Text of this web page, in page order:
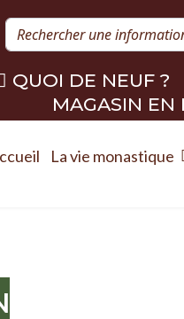
QUOI DE NEUF ?
MAGASIN EN
La vie monastique